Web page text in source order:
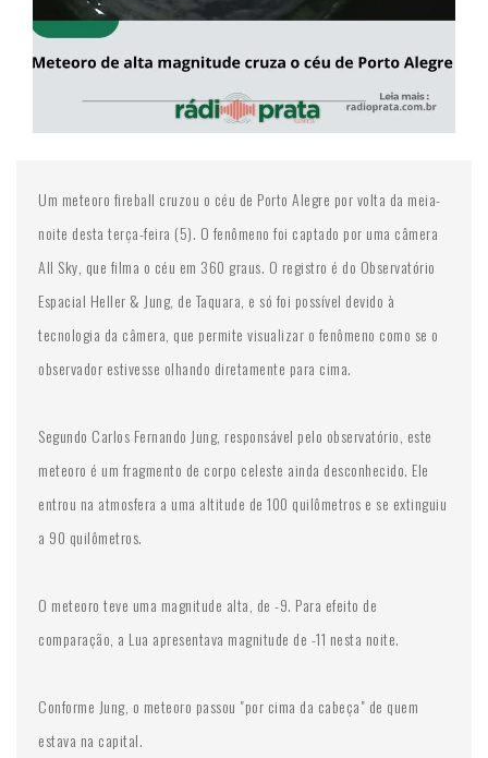
Um meteoro fireball cruzou o céu de Porto Alegre por volta da meia-
noite desta terça-feira (5). O fenômeno foi captado por uma câmera
All Sky, que filma o céu em 360 graus. O registro é do Observatório
Espacial Heller & Jung, de Taquara, e só foi possível devido à
tecnologia da câmera, que permite visualizar o fenômeno como se o
observador estivesse olhando diretamente para cima.
Segundo Carlos Fernando Jung, responsável pelo observatório, este
meteoro é um fragmento de corpo celeste ainda desconhecido. Ele
entrou na atmosfera a uma altitude de 100 quilômetros e se extinguiu
a 90 quilômetros.
O meteoro teve uma magnitude alta, de -9. Para efeito de
comparação, a Lua apresentava magnitude de -11 nesta noite.
Conforme Jung, o meteoro passou "por cima da cabeça" de quem
estava na capital.